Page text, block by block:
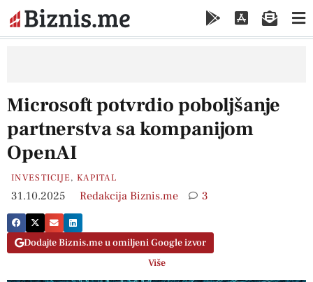
Microsoft potvrdio poboljšanje
partnerstva sa kompanijom
OpenAI
INVESTICIJE, KAPITAL
31.10.2025 Redakcija Biznis.me 3
Dodajte Biznis.me u omiljeni Google izvor
Više